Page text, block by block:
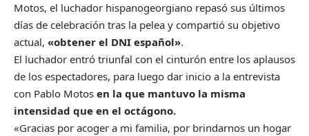
Motos, el luchador hispanogeorgiano repasó sus últimos
días de celebración tras la pelea y compartió su objetivo
actual, «obtener el DNI español».
El luchador entró triunfal con el cinturón entre los aplausos
de los espectadores, para luego dar inicio a la entrevista
con Pablo Motos en la que mantuvo la misma
intensidad que en el octágono.
«Gracias por acoger a mi familia, por brindarnos un hogar